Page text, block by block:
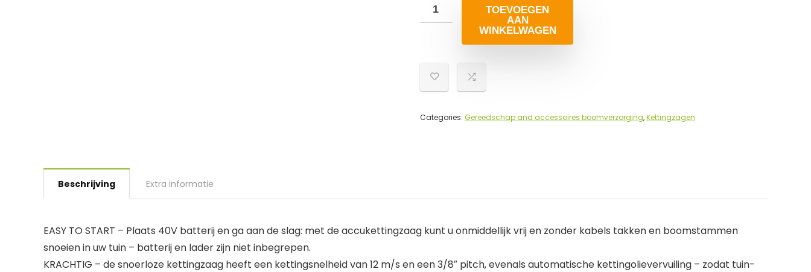
TOEVOEGEN
AAN
WINKELWAGEN
Categories: Gereedschap and accessoires boomverzorging,Kettingzagen
Beschrijving Extra informatie
EASY TO START – Plaats 40V batterij en ga aan de slag: met de accukettingzaag kunt u onmiddellijk vrij en zonder kabels takken en boomstammen
snoeien in uw tuin – batterij en lader zijn niet inbegrepen.
KRACHTIG – de snoerloze kettingzaag heeft een kettingsnelheid van 12 m/s en een 3/8″ pitch, evenals automatische kettingolievervuiling – zodat tuin-